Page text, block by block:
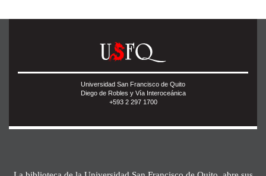
Universidad San Francisco de Quito
Diego de Robles y Vía Interoceánica
+593 2 297 1700